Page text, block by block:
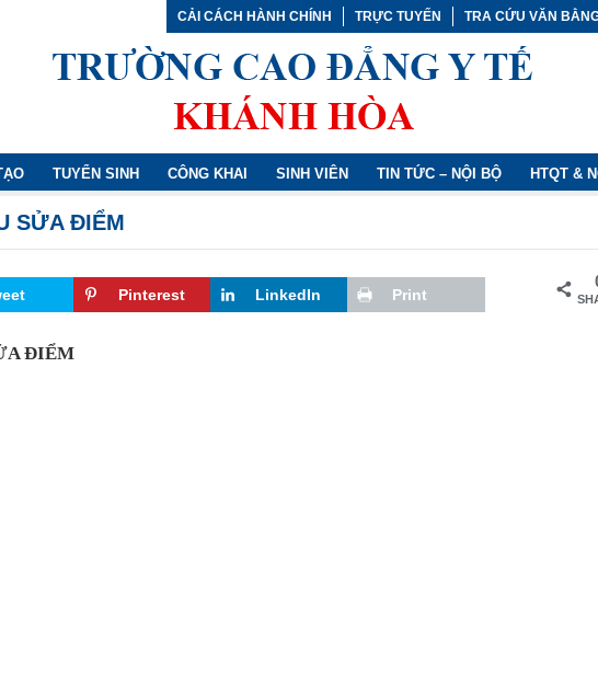
CẢI CÁCH HÀNH CHÍNH TRỰC TUYẾN TRA CỨU VĂN
TUYỂN SINH CÔNG KHAI SINH VIÊN TIN TỨC – NỘI BỘ HTQT &
SỬA ĐIỂM
Pinterest LinkedIn Print
ĐIỂM